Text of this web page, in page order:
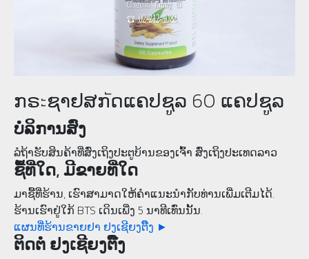
ກຣะຊາຢສກัດແຄປຊູລ 60 ແຄປຊູລ
ບໍລິການສົ່ງ
ລໍຖ້າຮັບສິນຄ້າທີ່ສົ່ງເຖິງປະຕູບ້ານຂອງເຈົ້າ ສົ່ງເຖິງປະເທດລາວ
ຊື້ທີ່ໃດ, ມີຂາຍທີ່ໃດ
ມາຊື້ທີ່ຮ້ານ, ເຮົາສາມາດໃຫ້ຄໍາແນະນຳກັບທ່ານເພີ່ມເຕີມໄດ້.
ຮ້ານເຮົາຢູ່ໃກ້ BTS ເດິນເພີ່ງ 5 ນາທີເທົ່ນນັ້ນ.
ແຜນທີ່ຮ້ານຂາຍຢາ ຢງເຊີຍງຕຶ໊ງ ►
ຕິດຕໍ່ ຢງເຊີຍງຕຶ໊ງ